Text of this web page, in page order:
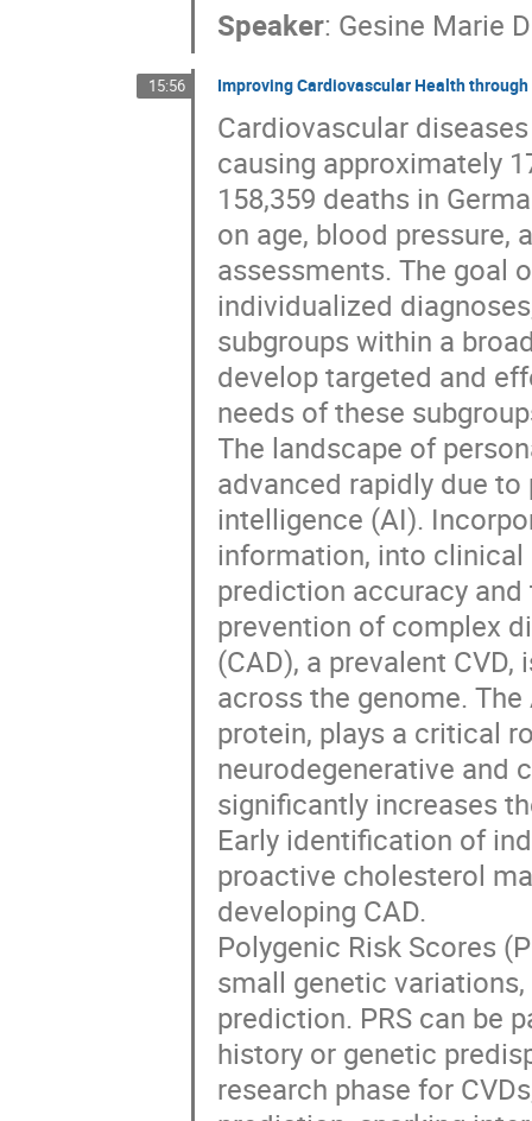
Speaker: Gesine Marie
15:56 Improving Cardiovascular Health
Cardiovascular
causing approximately
158,359 deaths in
on age, blood
assessments. The goal
individualized
subgroups within a
develop targeted and
needs of these
The landscape of
advanced rapidly due
intelligence (AI).
information, into
prediction accuracy
prevention of complex
(CAD), a prevalent
across the genome.
protein, plays a critical
neurodegenerative and
significantly increases
Early identification of
proactive cholesterol
developing CAD.
Polygenic Risk Scores
small genetic
prediction. PRS can be
history or genetic
research phase for